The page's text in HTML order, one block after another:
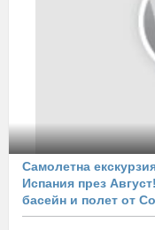
Самолетна
Испания през
басейн и полет от